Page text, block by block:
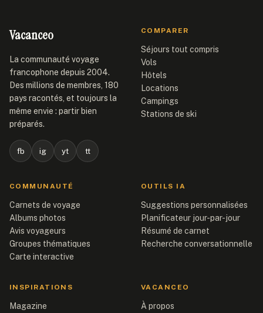
Vacanceo
La communauté voyage
francophone depuis 2004.
Des millions de membres, 180
pays racontés, et toujours la
même envie : partir bien
préparés.
fb ig yt tt
COMPARER
Séjours tout compris
Vols
Hôtels
Locations
Campings
Stations de ski
COMMUNAUTÉ
Carnets de voyage
Albums photos
Avis voyageurs
Groupes thématiques
Carte interactive
OUTILS IA
Suggestions personnalisées
Planificateur jour-par-jour
Résumé de carnet
Recherche conversationnelle
INSPIRATIONS
Magazine
VACANCEO
À propos